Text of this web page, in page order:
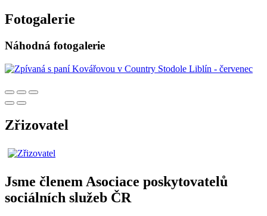
Fotogalerie
Náhodná fotogalerie
Zřizovatel
Jsme členem Asociace poskytovatelů
sociálních služeb ČR